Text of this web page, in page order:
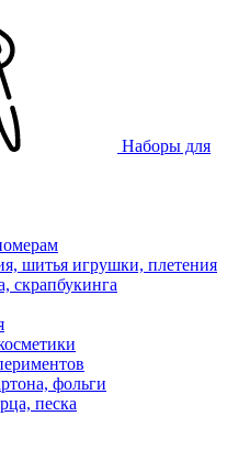
Наборы для
шитья игрушки, плетения
скрапбукинга
фольги
песка